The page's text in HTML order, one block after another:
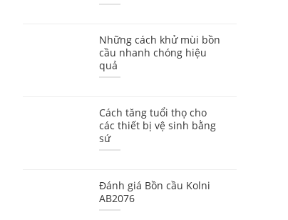
Những cách khử mùi bồn
cầu nhanh chóng hiệu
quả
Cách tăng tuổi thọ cho
các thiết bị vệ sinh bằng
sứ
Đánh giá Bồn cầu Kolni
AB2076